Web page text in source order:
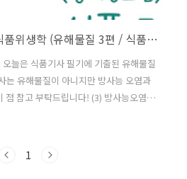
[식품기사 필기] 1과목 식품위생학 (유해물질 3편 / 식품조사)
늘은 식품기사 필기에 기출된 유해물질
는 유해물질이 아니지만 방사능 오염과
점 참고 부탁드립니다! (3) 방사능오염 *
는 영향 - 동위원소의 침착 장기의 기
록 위험하다. ㄴ(X) ❶ 반감기가 짧을수록
1